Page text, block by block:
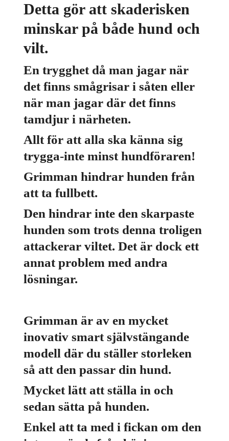
Detta gör att skaderisken
minskar på både hund och
vilt.
En trygghet då man jagar när
det finns smågrisar i såten eller
när man jagar där det finns
tamdjur i närheten.
Allt för att alla ska känna sig
trygga-inte minst hundföraren!
Grimman hindrar hunden från
att ta fullbett.
Den hindrar inte den skarpaste
hunden som trots denna troligen
attackerar viltet. Det är dock ett
annat problem med andra
lösningar.
Grimman är av en mycket
inovativ smart självstängande
modell där du ställer storleken
så att den passar din hund.
Mycket lätt att ställa in och
sedan sätta på hunden.
Enkel att ta med i fickan om den